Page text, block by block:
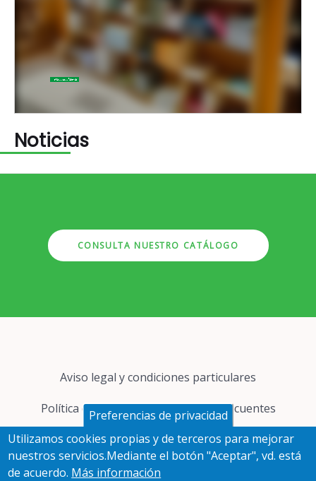
Noticias
CONSULTA NUESTRO CATÁLOGO
página
Aviso legal y condiciones particulares
Política de cookies
Preguntas frecuentes
Protección de datos
Preferencias de privacidad
Utilizamos cookies propias y de terceros para mejorar
nuestros servicios.Mediante el botón "Aceptar", vd. está
de acuerdo. Más información